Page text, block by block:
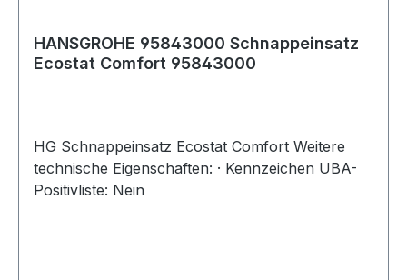
HANSGROHE 95843000 Schnappeinsatz
Ecostat Comfort 95843000
HG Schnappeinsatz Ecostat Comfort Weitere
technische Eigenschaften: · Kennzeichen UBA-
Positivliste: Nein